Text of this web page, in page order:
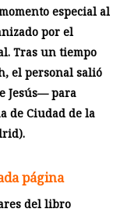
especial al
por el
Tras un tiempo
el personal salió
Jesús— para
de Ciudad de la
página
del libro